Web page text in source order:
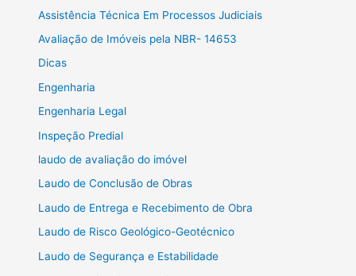
Assistência Técnica Em Processos Judiciais
Avaliação de Imóveis pela NBR- 14653
Dicas
Engenharia
Engenharia Legal
Inspeção Predial
laudo de avaliação do imóvel
Laudo de Conclusão de Obras
Laudo de Entrega e Recebimento de Obra
Laudo de Risco Geológico-Geotécnico
Laudo de Segurança e Estabilidade